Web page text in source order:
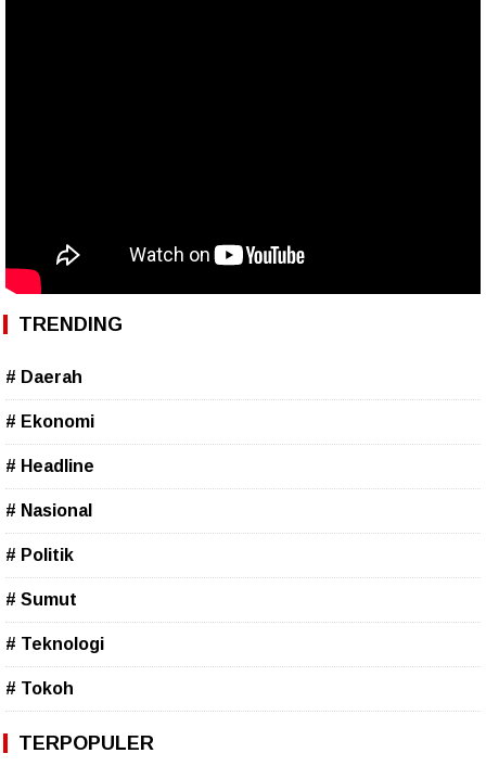
TRENDING
# Daerah
# Ekonomi
# Headline
# Nasional
# Politik
# Sumut
# Teknologi
# Tokoh
TERPOPULER